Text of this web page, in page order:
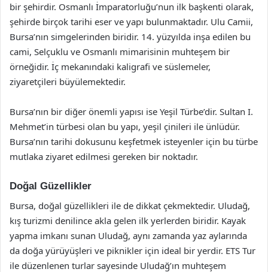
bir şehirdir. Osmanlı İmparatorluğu’nun ilk başkenti olarak,
şehirde birçok tarihi eser ve yapı bulunmaktadır. Ulu Camii,
Bursa’nın simgelerinden biridir. 14. yüzyılda inşa edilen bu
cami, Selçuklu ve Osmanlı mimarisinin muhteşem bir
örneğidir. İç mekanındaki kaligrafi ve süslemeler,
ziyaretçileri büyülemektedir.
Bursa’nın bir diğer önemli yapısı ise Yeşil Türbe’dir. Sultan I.
Mehmet’in türbesi olan bu yapı, yeşil çinileri ile ünlüdür.
Bursa’nın tarihi dokusunu keşfetmek isteyenler için bu türbe
mutlaka ziyaret edilmesi gereken bir noktadır.
Doğal Güzellikler
Bursa, doğal güzellikleri ile de dikkat çekmektedir. Uludağ,
kış turizmi denilince akla gelen ilk yerlerden biridir. Kayak
yapma imkanı sunan Uludağ, aynı zamanda yaz aylarında
da doğa yürüyüşleri ve piknikler için ideal bir yerdir. ETS Tur
ile düzenlenen turlar sayesinde Uludağ’ın muhteşem